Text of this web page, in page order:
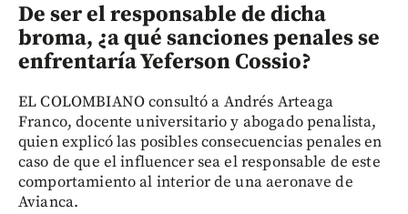
De ser el responsable de dicha
broma, ¿a qué sanciones penales se
enfrentaría Yeferson Cossio?
EL COLOMBIANO consultó a Andrés Arteaga
Franco, docente universitario y abogado penalista,
quien explicó las posibles consecuencias penales en
caso de que el influencer sea el responsable de este
comportamiento al interior de una aeronave de
Avianca.